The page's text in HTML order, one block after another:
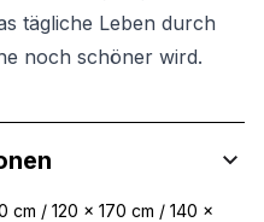
tägliche Leben durch
noch schöner wird.
cm / 120 x 170 cm / 140 x